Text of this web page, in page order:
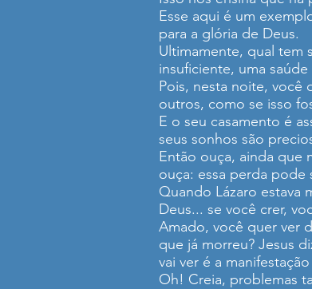
Esse aqui é um
para a glória de Deus.
Ultimamente, qual tem
insuficiente, uma
Pois, nesta noite, você
outros, como se isso
E o seu casamento é
seus sonhos são
Então ouça, ainda que
ouça: essa perda pode
Quando Lázaro estava
Deus... se você crer,
Amado, você quer ver
que já morreu? Jesus
vai ver é a
Oh! Creia, problemas